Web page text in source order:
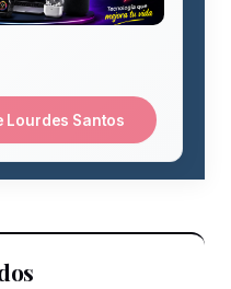
Lourdes Santos